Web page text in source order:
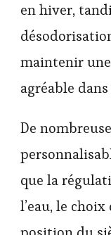
en hiver,
maintenir
agréable
De
que la
l’eau, le